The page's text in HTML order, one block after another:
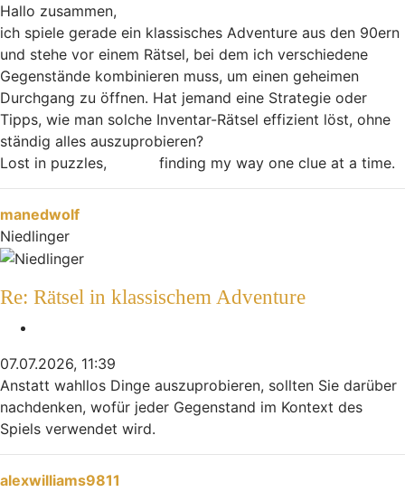
Hallo zusammen,
ich spiele gerade ein klassisches Adventure aus den 90ern
und stehe vor einem Rätsel, bei dem ich verschiedene
Gegenstände kombinieren muss, um einen geheimen
Durchgang zu öffnen. Hat jemand eine Strategie oder
Tipps, wie man solche Inventar-Rätsel effizient löst, ohne
ständig alles auszuprobieren?
Lost in puzzles,
finding my way one clue at a time.
manedwolf
Niedlinger
Re: Rätsel in klassischem Adventure
07.07.2026, 11:39
Anstatt wahllos Dinge auszuprobieren, sollten Sie darüber
nachdenken, wofür jeder Gegenstand im Kontext des
Spiels verwendet wird.
Nach oben
alexwilliams9811